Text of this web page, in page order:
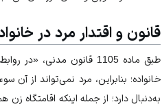
قانون و اقتدار مرد در
طبق ماده 1105 قانون
خانواده؛ بنابراین، مرد نمی‏‌تواند از آن
به‏‌دنبال دارد؛ از جمله اینکه اقامت‏گاه